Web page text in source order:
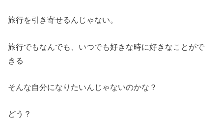
旅行を引き寄せるんじゃない。
旅行でもなんでも、いつでも好きな時に好きなことがで
きる
そんな自分になりたいんじゃないのかな？
どう？